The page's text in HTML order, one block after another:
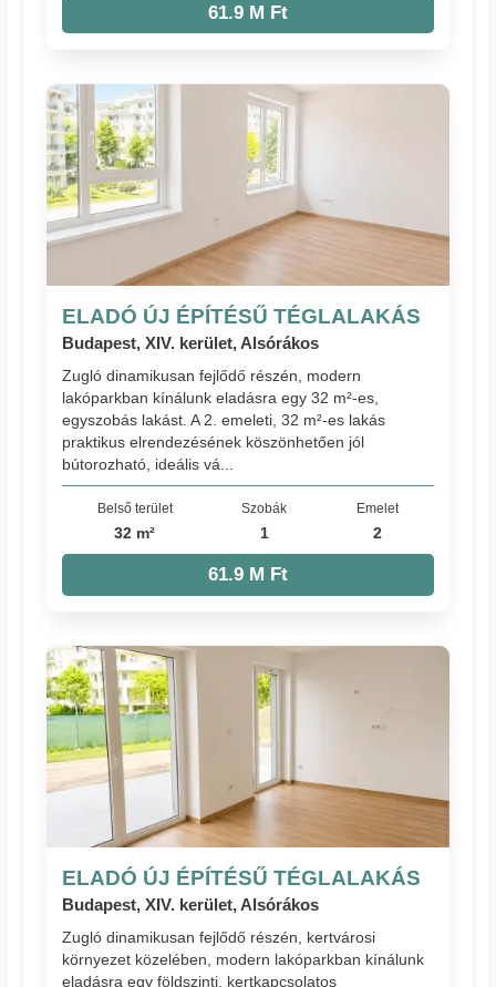
61.9 M Ft
ELADÓ ÚJ ÉPÍTÉSŰ TÉGLALAKÁS
Budapest, XIV. kerület, Alsórákos
Zugló dinamikusan fejlődő részén, modern
lakóparkban kínálunk eladásra egy 32 m²-es,
egyszobás lakást. A 2. emeleti, 32 m²-es lakás
praktikus elrendezésének köszönhetően jól
bútorozható, ideális vá...
Belső terület
32 m²
Szobák
1
Emelet
2
61.9 M Ft
ELADÓ ÚJ ÉPÍTÉSŰ TÉGLALAKÁS
Budapest, XIV. kerület, Alsórákos
Zugló dinamikusan fejlődő részén, kertvárosi
környezet közelében, modern lakóparkban kínálunk
eladásra egy földszinti, kertkapcsolatos